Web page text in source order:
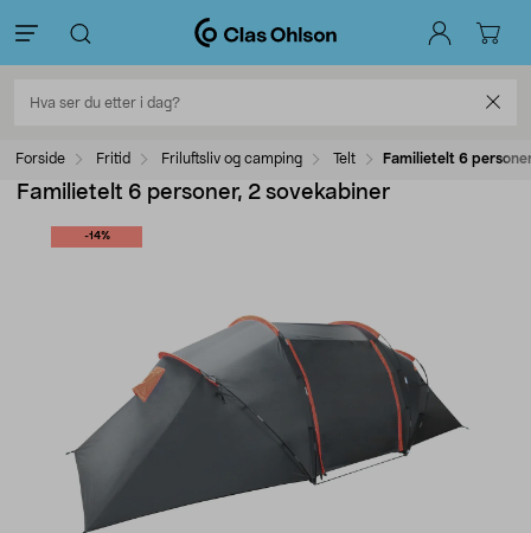
Forside Fritid Friluftsliv og camping Telt Familietelt 6
Familietelt 6 personer, 2 sovekabiner
-14%